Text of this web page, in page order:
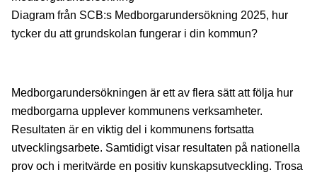
Diagram från SCB:s Medborgarundersökning 2025, hur
tycker du att grundskolan fungerar i din kommun?
Medborgarundersökningen är ett av flera sätt att följa hur
medborgarna upplever kommunens verksamheter.
Resultaten är en viktig del i kommunens fortsatta
utvecklingsarbete. Samtidigt visar resultaten på nationella
prov och i meritvärde en positiv kunskapsutveckling. Trosa